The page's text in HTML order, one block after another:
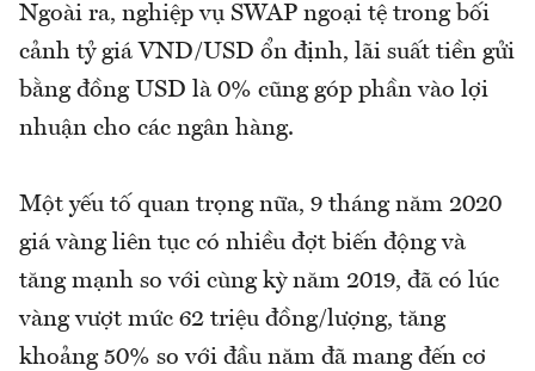
Ngoài ra, nghiệp vụ SWAP ngoại tệ trong bối
cảnh tỷ giá VND/USD ổn định, lãi suất tiền gửi
bằng đồng USD là 0% cũng góp phần vào lợi
nhuận cho các ngân hàng.
Một yếu tố quan trọng nữa, 9 tháng năm 2020
giá vàng liên tục có nhiều đợt biến động và
tăng mạnh so với cùng kỳ năm 2019, đã có lúc
vàng vượt mức 62 triệu đồng/lượng, tăng
khoảng 50% so với đầu năm đã mang đến cơ